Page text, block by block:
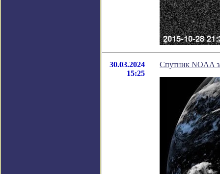
30.03.2024
15:25
Спутник NOAA